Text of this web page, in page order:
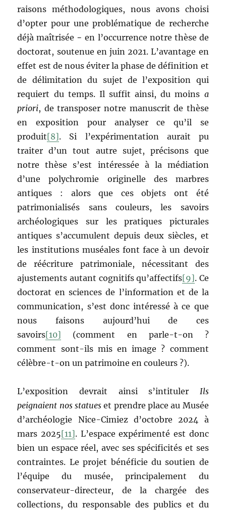
raisons méthodologiques, nous avons choisi
d’opter pour une problématique de recherche
déjà maîtrisée − en l’occurrence notre thèse de
doctorat, soutenue en juin 2021. L’avantage en
effet est de nous éviter la phase de définition et
de délimitation du sujet de l’exposition qui
requiert du temps. Il suffit ainsi, du moins a
priori, de transposer notre manuscrit de thèse
en exposition pour analyser ce qu’il se
produit[8]. Si l’expérimentation aurait pu
traiter d’un tout autre sujet, précisons que
notre thèse s’est intéressée à la médiation
d’une polychromie originelle des marbres
antiques : alors que ces objets ont été
patrimonialisés sans couleurs, les savoirs
archéologiques sur les pratiques picturales
antiques s’accumulent depuis deux siècles, et
les institutions muséales font face à un devoir
de réécriture patrimoniale, nécessitant des
ajustements autant cognitifs qu’affectifs[9]. Ce
doctorat en sciences de l’information et de la
communication, s’est donc intéressé à ce que
nous faisons aujourd’hui de ces
savoirs[10] (comment en parle-t-on ?
comment sont-ils mis en image ? comment
célèbre-t-on un patrimoine en couleurs ?).
L’exposition devrait ainsi s’intituler Ils
peignaient nos statues et prendre place au Musée
d’archéologie Nice-Cimiez d’octobre 2024 à
mars 2025[11]. L’espace expérimenté est donc
bien un espace réel, avec ses spécificités et ses
contraintes. Le projet bénéficie du soutien de
l’équipe du musée, principalement du
conservateur-directeur, de la chargée des
collections, du responsable des publics et du